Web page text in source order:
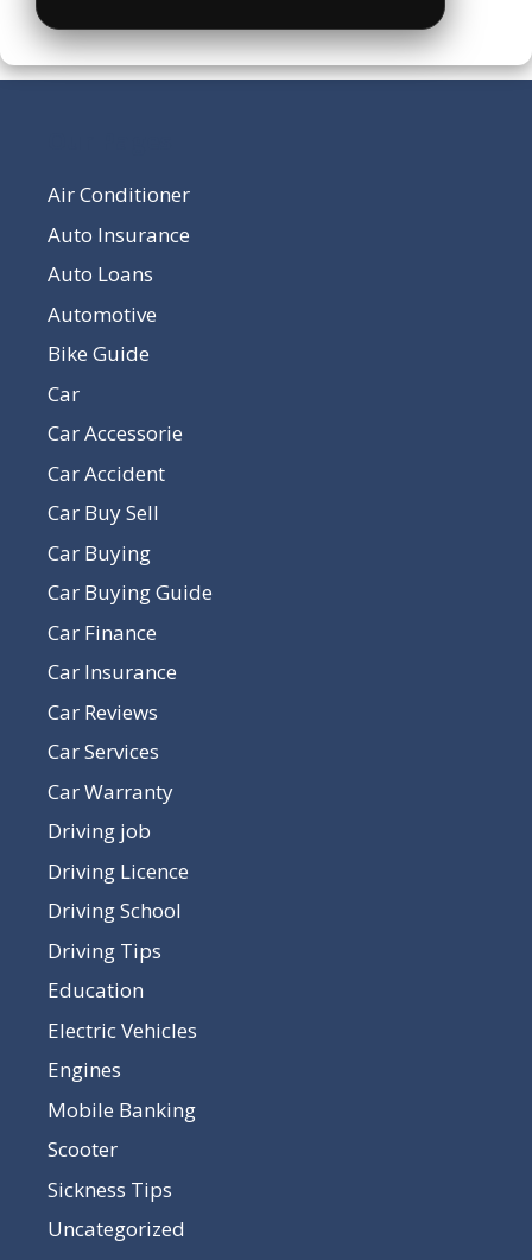
Air Conditioner
Auto Insurance
Auto Loans
Automotive
Bike Guide
Car
Car Accessorie
Car Accident
Car Buy Sell
Car Buying
Car Buying Guide
Car Finance
Car Insurance
Car Reviews
Car Services
Car Warranty
Driving job
Driving Licence
Driving School
Driving Tips
Education
Electric Vehicles
Engines
Mobile Banking
Scooter
Sickness Tips
Uncategorized